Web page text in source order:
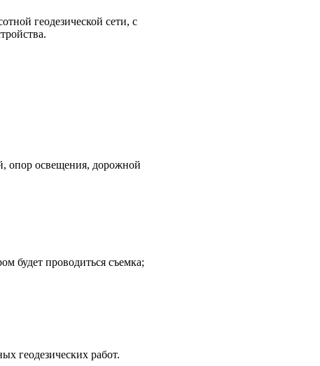
геодезической сети, с
опор освещения, дорожной
будет проводиться съемка;
геодезических работ.